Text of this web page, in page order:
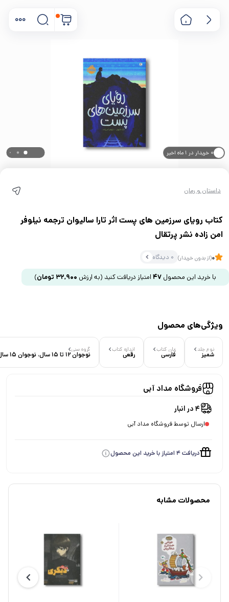
۰ خریدار در ۱ ماه اخیر
داستان و رمان
کتاب رویای سرزمین های پست اثر تارا سالیوان ترجمه نیلوفر
امن زاده نشر پرتقال
0(از بدون خریدار) 0 دیدگاه
با خرید این محصول 47 امتیاز دریافت کنید (به ارزش 32,900 تومان)
ویژگی‌های محصول
نوع جلد
شمیز
زبان کتاب
فارسی
اندازه کتاب
رقعی
گروه سنی
نوجوان 12 تا 15 سال، نوجوان 15 سال به بالا
فروشگاه مداد آبی
4 در انبار
ارسال توسط فروشگاه مداد آبی
دریافت 4 امتیاز با خرید این محصول
محصولات مشابه